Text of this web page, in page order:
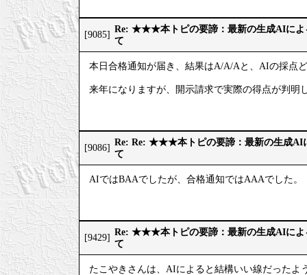
[9085]
Re: ★★★本トピの要諦：最新の生成AIによ
て
本日合格通知が届き、結果はA/A/Aと、AIの採点
来年になりますが、開示請求で実際の得点が判明
[9086]
Re: Re: ★★★本トピの要諦：最新の生成AI
て
AIではBAAでしたが、合格通知ではAAAでした。
[9429]
Re: ★★★本トピの要諦：最新の生成AIによ
て
たこやきさんは、AIによると結構いい線だったよ